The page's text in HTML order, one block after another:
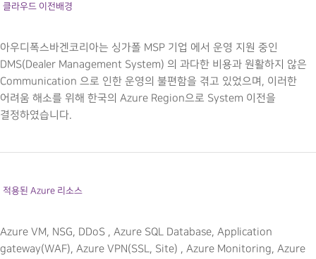
클라우드 이전배경
아우디폭스바겐코리아는 싱가폴 MSP 기업 에서 운영 지원 중인
DMS(Dealer Management System) 의 과다한 비용과 원활하지 않은
Communication 으로 인한 운영의 불편함을 겪고 있었으며, 이러한
어려움 해소를 위해 한국의 Azure Region으로 System 이전을
결정하였습니다.
적용된 Azure 리소스
Azure VM, NSG, DDoS , Azure SQL Database, Application
gateway(WAF), Azure VPN(SSL, Site) , Azure Monitoring, Azure